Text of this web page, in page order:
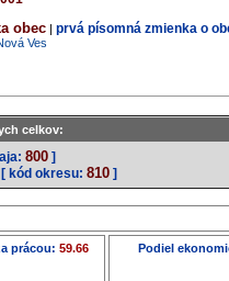
obec | prvá písomná zmienka o
Ves
celkov:
800 ]
[ kód okresu: 810 ]
prácou: 59.66 Podiel